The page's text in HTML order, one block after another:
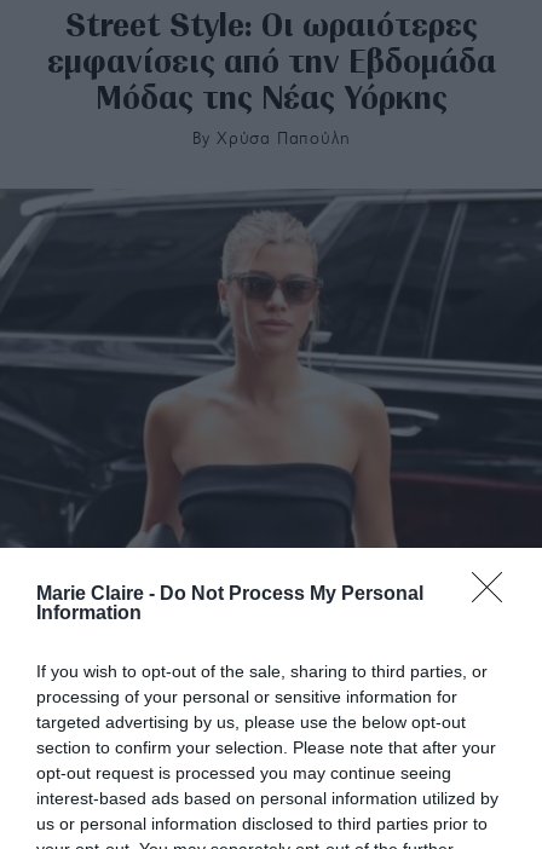
Marie Claire - Do Not Process My Personal
Information
If you wish to opt-out of the sale, sharing to third parties, or
processing of your personal or sensitive information for
targeted advertising by us, please use the below opt-out
section to confirm your selection. Please note that after your
opt-out request is processed you may continue seeing
interest-based ads based on personal information utilized by
us or personal information disclosed to third parties prior to
Street Style: Οι ωραιότερες
εμφανίσεις από την Εβδομάδα
Μόδας της Νέας Υόρκης
By Χρύσα Παπούλη
H Sofia Richie με τα πιο άνετα και
φινετσάτα παπούτσια
ByMcteam